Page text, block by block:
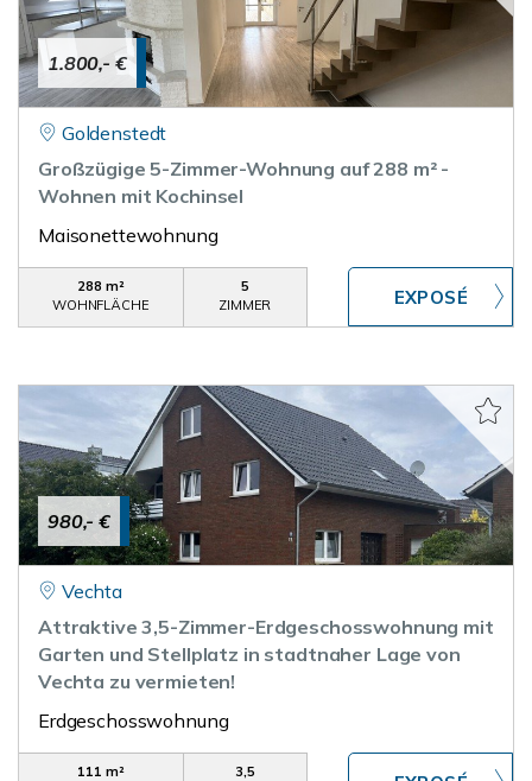
1.800,- €
Goldenstedt
Großzügige 5-Zimmer-Wohnung auf 288 m² -
Wohnen mit Kochinsel
Maisonettewohnung
288 m²
WOHNFLÄCHE
5
ZIMMER
980,- €
Vechta
Attraktive 3,5-Zimmer-Erdgeschosswohnung mit
Garten und Stellplatz in stadtnaher Lage von
Vechta zu vermieten!
Erdgeschosswohnung
111 m²
3,5